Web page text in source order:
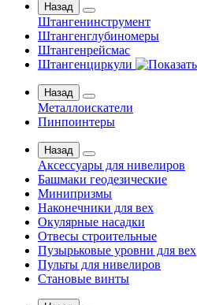
Назад
Штангенинструмент
Штангенглубиномеры
Штангенрейсмас
Штангенциркули
Назад
Металлоискатели
Пинпоинтеры
Назад
Аксессуары для нивелиров
Башмаки геодезические
Минипризмы
Наконечники для вех
Окулярные насадки
Отвесы строительные
Пузырьковые уровни для вех
Пульты для нивелиров
Становые винты